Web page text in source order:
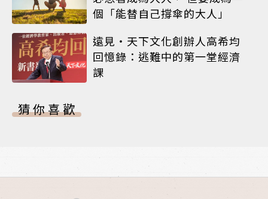
個「能替自己撐傘的大人」
遠見‧天下文化創辦人高希均
回憶錄：逃難中的第一堂經濟
課
猜你喜歡